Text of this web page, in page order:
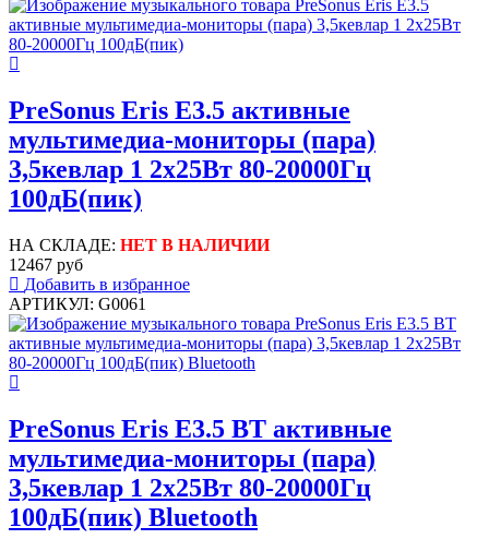
PreSonus Eris E3.5 активные
мультимедиа-мониторы (пара)
3,5кевлар 1 2x25Вт 80-20000Гц
100дБ(пик)
НА СКЛАДЕ: НЕТ В НАЛИЧИИ
12467 руб
Добавить в избранное
АРТИКУЛ: G0061
PreSonus Eris E3.5 BT активные
мультимедиа-мониторы (пара)
3,5кевлар 1 2x25Вт 80-20000Гц
100дБ(пик) Bluetooth